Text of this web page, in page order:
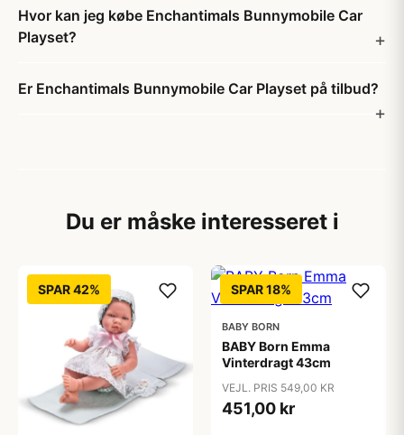
Hvor kan jeg købe Enchantimals Bunnymobile Car
Playset?
Er Enchantimals Bunnymobile Car Playset på tilbud?
Du er måske interesseret i
SPAR 42% SPAR 18%
BABY BORN
BABY Born Emma
Vinterdragt 43cm
VEJL. PRIS 549,00 KR
451,00 kr